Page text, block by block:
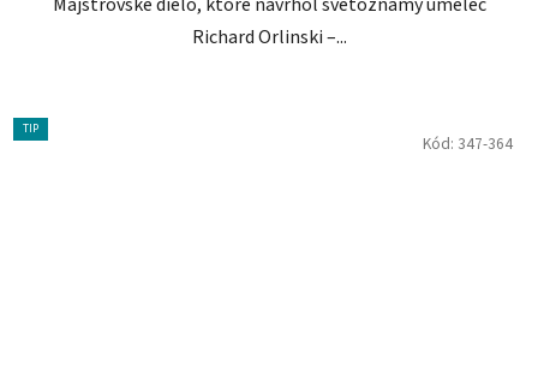
Richard Orlinski –...
TIP
Kód: 347-364